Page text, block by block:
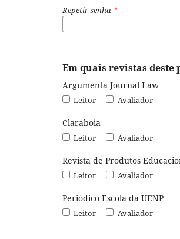
Repetir senha *
Em quais revistas deste
Argumenta Journal Law
Leitor Avaliador
Claraboia
Leitor Avaliador
Revista de Produtos
Leitor Avaliador
Periódico Escola da UENP
Leitor Avaliador